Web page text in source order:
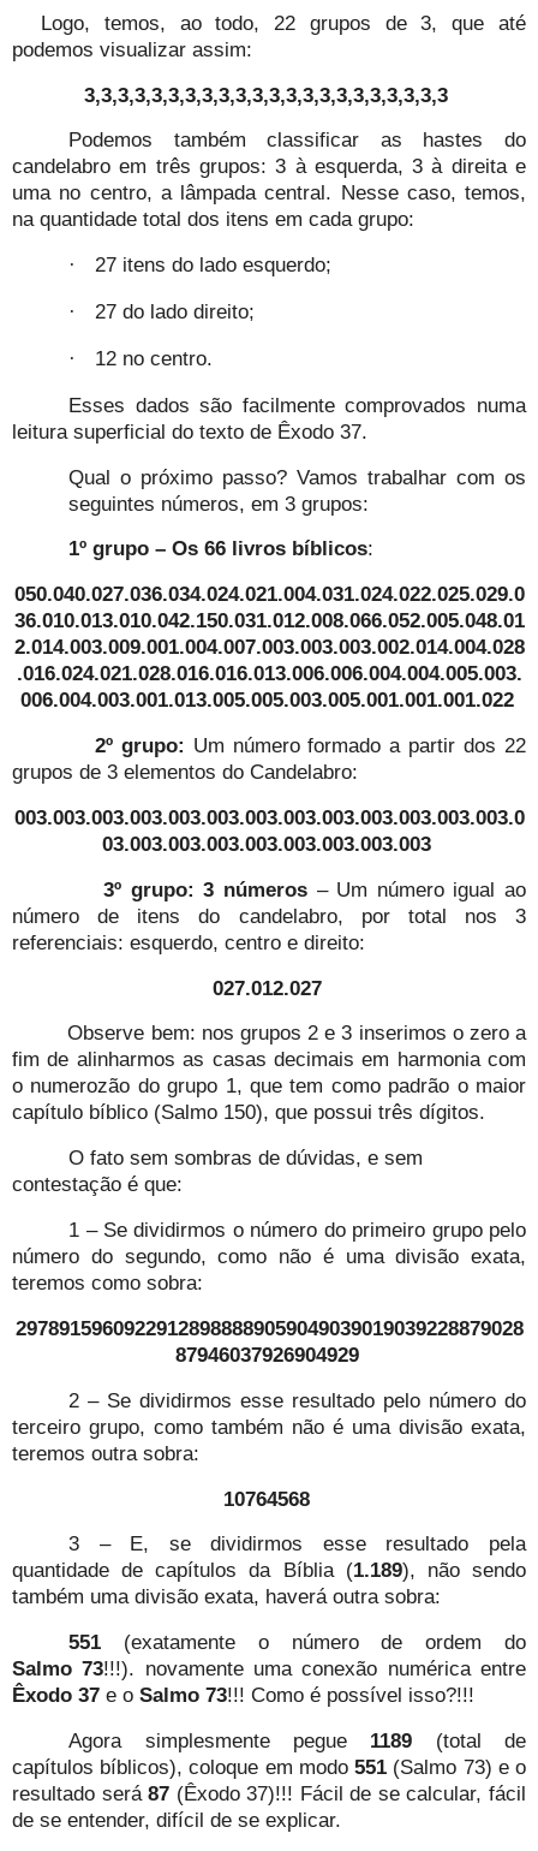
Logo, temos, ao todo, 22 grupos de 3, que até
podemos visualizar assim:
3,3,3,3,3,3,3,3,3,3,3,3,3,3,3,3,3,3,3,3,3,3
Podemos também classificar as hastes do
candelabro em três grupos: 3 à esquerda, 3 à direita e
uma no centro, a lâmpada central. Nesse caso, temos,
na quantidade total dos itens em cada grupo:
· 27 itens do lado esquerdo;
· 27 do lado direito;
·
12 no centro.
Esses dados são facilmente comprovados numa
leitura superficial do texto de Êxodo 37.
Qual o próximo passo?Vamos trabalhar com os
seguintes números, em 3 grupos:
1º grupo – Os 66 livros bíblicos:
050.040.027.036.034.024.021.004.031.024.022.025.029.0
36.010.013.010.042.150.031.012.008.066.052.005.048.01
2.014.003.009.001.004.007.003.003.003.002.014.004.028
.016.024.021.028.016.016.013.006.006.004.004.005.003.
006.004.003.001.013.005.005.003.005.001.001.001.022
2º grupo: Um número formado a partir dos 22
grupos de 3 elementos do Candelabro:
003.003.003.003.003.003.003.003.003.003.003.003.003.0
03.003.003.003.003.003.003.003.003
3º grupo: 3 números– Um número igual ao
número de itens do candelabro, por total nos 3
referenciais: esquerdo, centro e direito:
027.012.027
Observe bem: nos grupos 2 e 3 inserimos o zero a
fim de alinharmos as casas decimais em harmonia com
o numerozão do grupo 1, que tem como padrão o maior
capítulo bíblico (Salmo 150), que possui três dígitos.
O fato sem sombras de dúvidas, e sem
contestação é que:
1 – Se dividirmos o número do primeiro grupo pelo
número do segundo, como não é uma divisão exata,
teremos como sobra:
29789159609229128988889059049039019039228879028
87946037926904929
2 – Se dividirmos esse resultado pelo número do
terceiro grupo, como também não é uma divisão exata,
teremos outra sobra:
10764568
3 – E, se dividirmos esse resultado pela
quantidade de capítulos da Bíblia (1.189), não sendo
também uma divisão exata, haverá outra sobra:
551 (exatamente o número de ordem do
Salmo73!!!). novamente uma conexão numérica entre
Êxodo 37 e o Salmo 73!!! Como é possível isso?!!!
Agora simplesmente pegue 1189 (total de
capítulos bíblicos), coloque em modo551 (Salmo 73) e o
resultado será87 (Êxodo 37)!!! Fácil de se calcular, fácil
de se entender, difícil de se explicar.